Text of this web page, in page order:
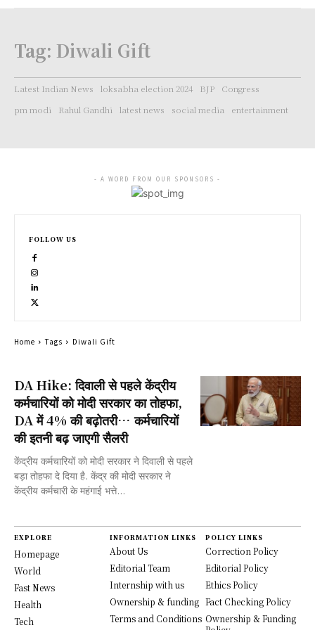
Tag: Diwali Gift
Latest Indian News loksabha election 2024 BJP
Congress
pm modi
Rahul Gandhi latest news social media entertainment
DA Hike: दिवाली से पहले केंद्रीय
कर्मचारियों को मोदी सरकार का तोहफा,
DA में 4% की बढ़ोतरी… कर्मचारियों
की इतनी बढ़ जाएगी सैलरी
केंद्रीय कर्मचारियों को मोदी सरकार ने दिवाली से पहले
बड़ा तोहफा दे दिया है. केंद्र की मोदी सरकार ने
केंद्रीय कर्मचारी के महंगाई भत्ते...
- A WORD FROM OUR SPONSORS -
FOLLOW US
Home Tags Diwali Gift
EXPLORE
Homepage
World
Fast News
Health
Tech
INFORMATION LINKS
About Us
Editorial Team
Internship with us
Ownership & funding
Terms and Conditions
POLICY LINKS
Correction Policy
Editorial Policy
Ethics Policy
Fact Checking Policy
Ownership & Funding